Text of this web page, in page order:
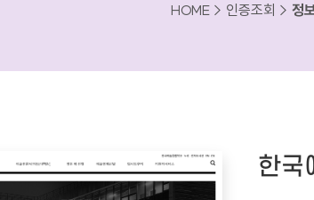
HOME > 인증조회 > 정
한국